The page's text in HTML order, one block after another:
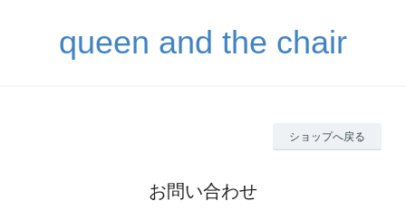
queen and the chair
ショップへ戻る
お問い合わせ